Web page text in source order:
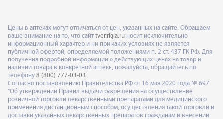
Цены в аптеках могут отличаться от цен, указанных на сайте. Обращаем
ваше внимание на то, что сайт tver.rigla.ru носит исключительно
информационный характер и ни при каких условиях не является
публичной офертой, определяемой положениями п. 2 ст. 437 ГК РФ. Для
получения подробной информации о действующих ценах на товар и
наличии товара в конкретной аптеке, пожалуйста, обращайтесь по
телефону 8 (800) 777-03-03
Согласно постановлению Правительства РФ от 16 мая 2020 года № 697
"Об утверждении Правил выдачи разрешения на осуществление
розничной торговли лекарственными препаратами для медицинского
применения дистанционным способом, осуществления такой торговли и
доставки указанных лекарственных препаратов гражданам и внесении